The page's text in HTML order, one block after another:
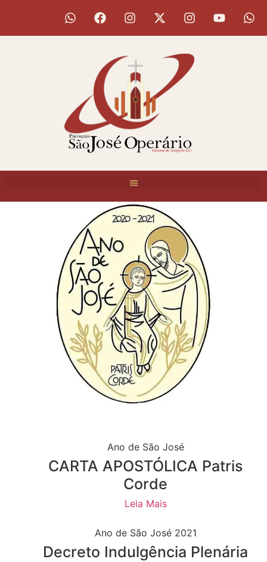
Ano de São José
CARTA APOSTÓLICA Patris
Corde
Leia Mais
Ano de São José 2021
Decreto Indulgência Plenária